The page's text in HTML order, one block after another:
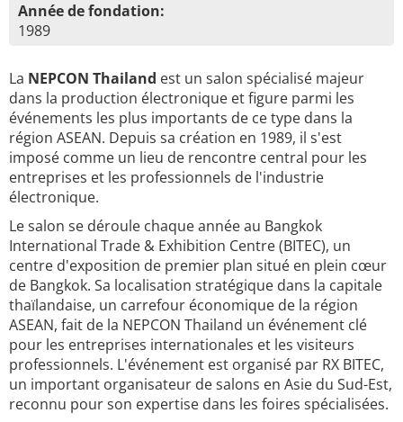
Année de fondation:
1989
La NEPCON Thailand est un salon spécialisé majeur
dans la production électronique et figure parmi les
événements les plus importants de ce type dans la
région ASEAN. Depuis sa création en 1989, il s'est
imposé comme un lieu de rencontre central pour les
entreprises et les professionnels de l'industrie
électronique.
Le salon se déroule chaque année au Bangkok
International Trade & Exhibition Centre (BITEC), un
centre d'exposition de premier plan situé en plein cœur
de Bangkok. Sa localisation stratégique dans la capitale
thaïlandaise, un carrefour économique de la région
ASEAN, fait de la NEPCON Thailand un événement clé
pour les entreprises internationales et les visiteurs
professionnels. L'événement est organisé par RX BITEC,
un important organisateur de salons en Asie du Sud-Est,
reconnu pour son expertise dans les foires spécialisées.